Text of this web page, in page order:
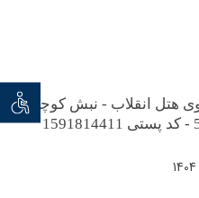
توان
هتل انقلاب - نبش کوچه